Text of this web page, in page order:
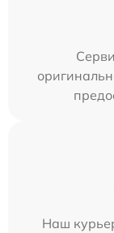
Наш